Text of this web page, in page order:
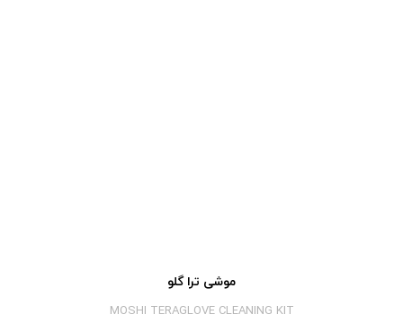
موشی ترا گلو
MOSHI TERAGLOVE CLEANING KIT